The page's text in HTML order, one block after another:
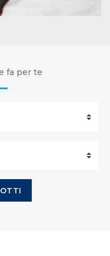
fa per te